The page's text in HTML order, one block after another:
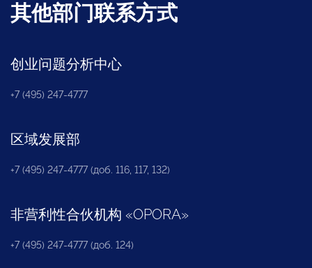
其他部门联系方式
创业问题分析中心
+7 (495) 247-4777
区域发展部
+7 (495) 247-4777 (доб. 116, 117, 132)
非营利性合伙机构 «OPORA»
+7 (495) 247-4777 (доб. 124)